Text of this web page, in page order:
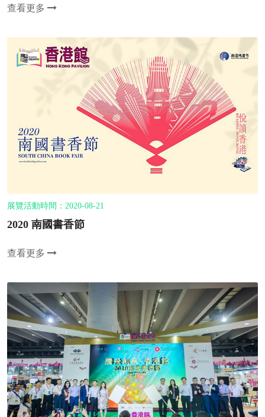
查看更多
展覽活動時間：2020-08-21
2020 南國書香節
查看更多